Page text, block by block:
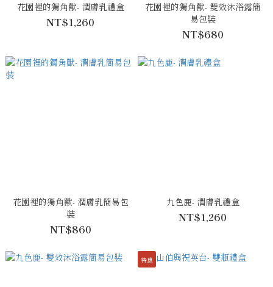
花園裡的獨角獸- 潤膚乳禮盒
NT$1,260
花園裡的獨角獸- 雙效沐浴露簡
易包裝
NT$680
花園裡的獨角獸- 潤膚乳簡易包
裝
NT$860
九色鹿- 潤膚乳禮盒
NT$1,260
特惠